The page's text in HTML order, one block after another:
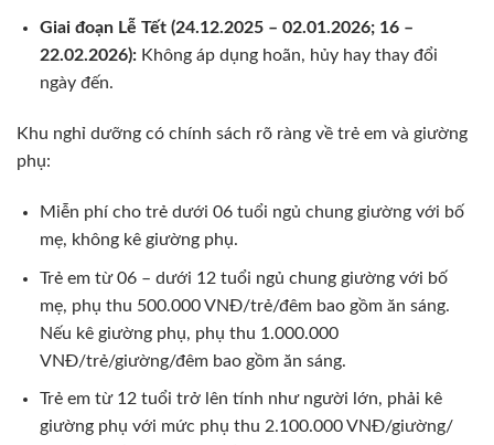
Giai đoạn Lễ Tết (24.12.2025 – 02.01.2026; 16 –
22.02.2026):Không áp dụng hoãn, hủy hay thay đổi
ngày đến.
Khu nghỉ dưỡng có chính sách rõ ràng về trẻ em và giường
phụ:
Miễn phí cho trẻ dưới 06 tuổi ngủ chung giường với bố
mẹ, không kê giường phụ.
Trẻ em từ 06 – dưới 12 tuổi ngủ chung giường với bố
mẹ, phụ thu 500.000 VNĐ/trẻ/đêm bao gồm ăn sáng.
Nếu kê giường phụ, phụ thu 1.000.000
VNĐ/trẻ/giường/đêm bao gồm ăn sáng.
Trẻ em từ 12 tuổi trở lên tính như người lớn, phải kê
giường phụ với mức phụ thu 2.100.000 VNĐ/giường/